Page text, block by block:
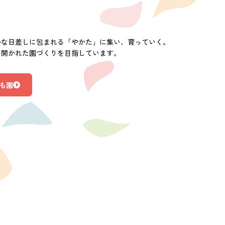
日差しに包まれる「やかた」に集い、育っていく。
かれた園づくりを目指しています。
園